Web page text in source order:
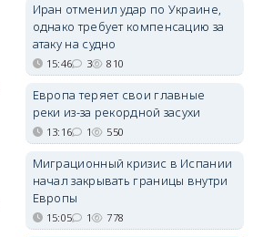
Иран отменил удар по Украине,
однако требует компенсацию за
атаку на судно
15:46 3 810
Европа теряет свои главные
реки из-за рекордной засухи
13:16 1 550
Миграционный кризис в Испании
начал закрывать границы внутри
Европы
15:05 1 778